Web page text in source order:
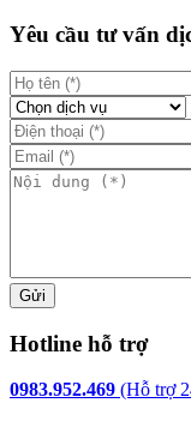
Yêu cầu tư vấn
Gửi
Hotline hỗ trợ
0983.952.469 (Hỗ trợ